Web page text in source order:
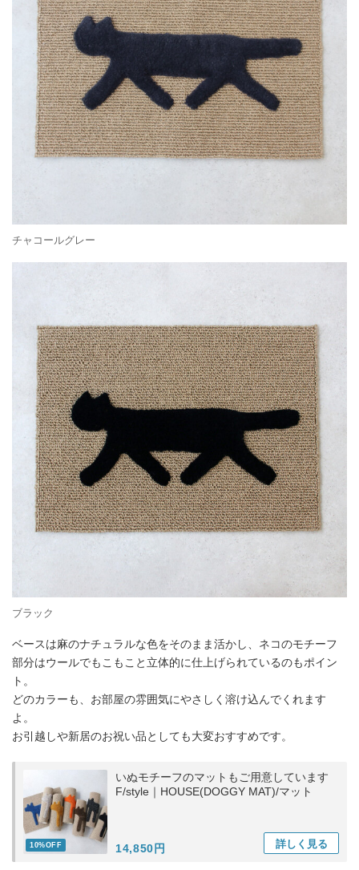
チャコールグレー
ブラック
ベースは麻のナチュラルな色をそのまま活かし、ネコのモチーフ
部分はウールでもこもこと立体的に仕上げられているのもポイン
ト。
どのカラーも、お部屋の雰囲気にやさしく溶け込んでくれます
よ。
お引越しや新居のお祝い品としても大変おすすめです。
10%OFF
いぬモチーフのマットもご用意しています
F/style｜HOUSE(DOGGY MAT)/マット
14,850円 詳しく 見る